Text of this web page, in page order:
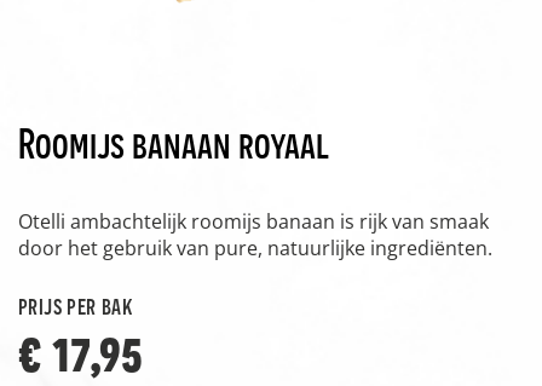
Roomijs banaan royaal
Otelli ambachtelijk roomijs banaan is rijk van smaak
door het gebruik van pure, natuurlijke ingrediënten.
prijs per bak
€ 17,95